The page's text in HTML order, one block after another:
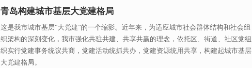
青岛构建城市基层大党建格局
这是我市城市基层“大党建”的一个缩影。近年来，为适应城市社会群体结构和社会组
织架构的深刻变化，我市强化共驻共建、共享共赢的理念，依托区、街道、社区党组
织实行党建事务统议共商，党建活动统抓共办，党建资源统用共享，构建起城市基层
大党建格局。